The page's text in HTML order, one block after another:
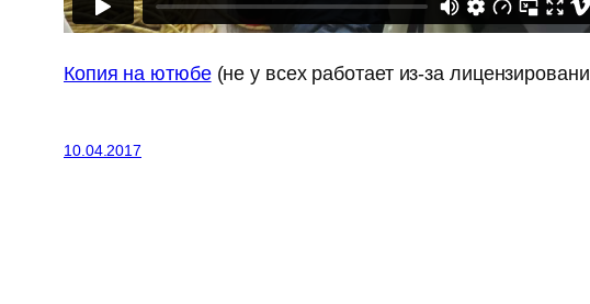
Копия на ютюбе(не у всех работает из-за
10.04.2017